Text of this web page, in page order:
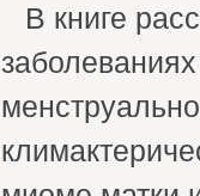
В книге